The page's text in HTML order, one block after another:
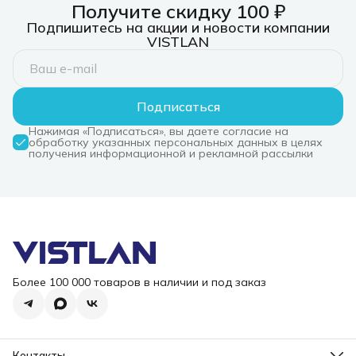
BKNNMN-GJD) AK500
G2
LGA1851/1700/1200/115X/AM5/AM4
тепл. трубок, Copper
cover, черный) RET
BKNNMN-GJD)
LGA1851/1700/1200/115X/AM5/
(10шт/кор, TDP
230W, PWM, 4
тепл.трубки прямого
ARGB
Получите скидку 100 ₽
Подпишитесь на акции и новости компании
VISTLAN
Подписаться
Нажимая «Подписаться», вы даете согласие на
обработку указанных персональных данных в целях
получения информационной и рекламной рассылки
Более 100 000 товаров в наличии и под заказ